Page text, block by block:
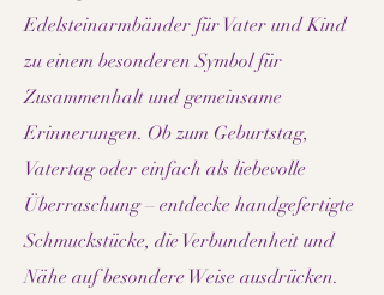
Edelsteinarmbänder für Vater und Kind
zu einem besonderen Symbol für
Zusammenhalt und gemeinsame
Erinnerungen. Ob zum Geburtstag,
Vatertag oder einfach als liebevolle
Überraschung – entdecke handgefertigte
Schmuckstücke, die Verbundenheit und
Nähe auf besondere Weise ausdrücken.